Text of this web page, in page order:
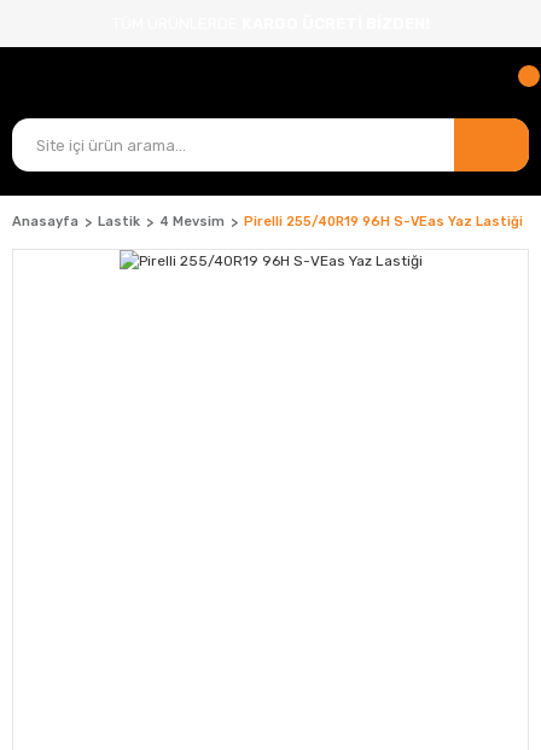
Anasayfa Lastik 4 Mevsim Pirelli 255/40R19 96H S-VEas Yaz Lastiği